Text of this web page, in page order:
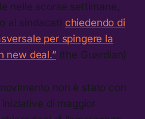
nelle scorse settimane,
ai sindacati chiedendo di
per spingere la
new deal.”(the Guardian)
non è stato con
iniziative di maggior